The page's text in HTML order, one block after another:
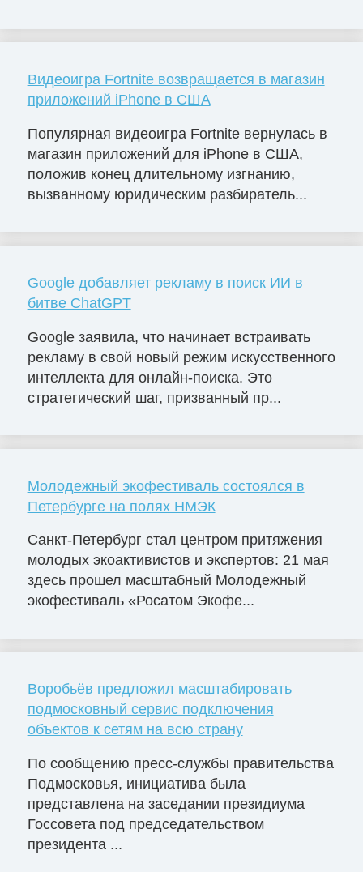
Видеоигра Fortnite возвращается в магазин
приложений iPhone в США
Популярная видеоигра Fortnite вернулась в
магазин приложений для iPhone в США,
положив конец длительному изгнанию,
вызванному юридическим разбиратель...
Google добавляет рекламу в поиск ИИ в
битве ChatGPT
Google заявила, что начинает встраивать
рекламу в свой новый режим искусственного
интеллекта для онлайн-поиска. Это
стратегический шаг, призванный пр...
Молодежный экофестиваль состоялся в
Петербурге на полях НМЭК
Санкт-Петербург стал центром притяжения
молодых экоактивистов и экспертов: 21 мая
здесь прошел масштабный Молодежный
экофестиваль «Росатом Экофе...
Воробьёв предложил масштабировать
подмосковный сервис подключения
объектов к сетям на всю страну
По сообщению пресс-службы правительства
Подмосковья, инициатива была
представлена на заседании президиума
Госсовета под председательством
президента ...